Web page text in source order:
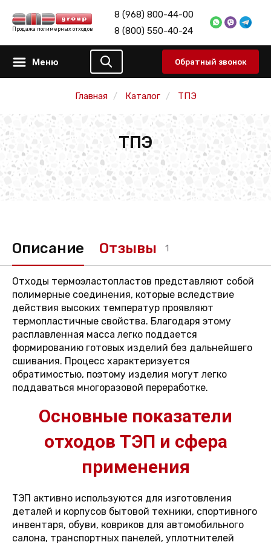
Продажа полимерных отходов
8 (968) 800-44-00
8 (800) 550-40-24
Меню Обратный звонок
Главная Каталог ТПЭ
ТПЭ
Описание Отзывы 1
Отходы термоэластопластов представляют собой
полимерные соединения, которые вследствие
действия высоких температур проявляют
термопластичные свойства. Благодаря этому
расплавленная масса легко поддается
формированию готовых изделий без дальнейшего
сшивания. Процесс характеризуется
обратимостью, поэтому изделия могут легко
поддаваться многоразовой переработке.
Основные показатели
отходов ТЭП и сфера
применения
ТЭП активно используются для изготовления
деталей и корпусов бытовой техники, спортивного
инвентаря, обуви, ковриков для автомобильного
салона, транспортных панелей, уплотнителей